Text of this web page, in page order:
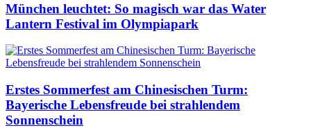
München leuchtet: So magisch war das Water
Lantern Festival im Olympiapark
Erstes Sommerfest am Chinesischen Turm:
Bayerische Lebensfreude bei strahlendem
Sonnenschein